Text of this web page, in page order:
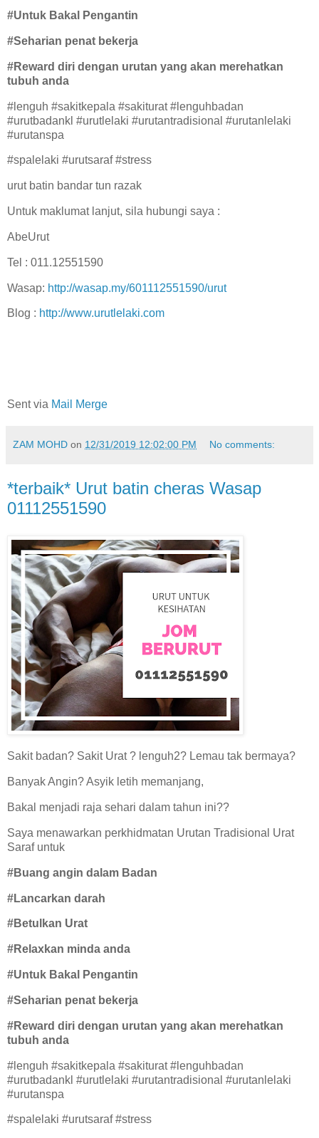
#Untuk Bakal Pengantin
#Seharian penat bekerja
#Reward diri dengan urutan yang akan merehatkan
tubuh anda
#lenguh #sakitkepala #sakiturat #lenguhbadan
#urutbadankl #urutlelaki #urutantradisional #urutanlelaki
#urutanspa
#spalelaki #urutsaraf #stress
urut batin bandar tun razak
Untuk maklumat lanjut, sila hubungi saya :
AbeUrut
Tel : 011.12551590
Wasap: http://wasap.my/601112551590/urut
Blog : http://www.urutlelaki.com
Sent via Mail Merge
ZAM MOHD on 12/31/2019 12:02:00 PM No comments:
*terbaik* Urut batin cheras Wasap
01112551590
Sakit badan? Sakit Urat ? lenguh2? Lemau tak bermaya?
Banyak Angin? Asyik letih memanjang,
Bakal menjadi raja sehari dalam tahun ini??
Saya menawarkan perkhidmatan Urutan Tradisional Urat
Saraf untuk
#Buang angin dalam Badan
#Lancarkan darah
#Betulkan Urat
#Relaxkan minda anda
#Untuk Bakal Pengantin
#Seharian penat bekerja
#Reward diri dengan urutan yang akan merehatkan
tubuh anda
#lenguh #sakitkepala #sakiturat #lenguhbadan
#urutbadankl #urutlelaki #urutantradisional #urutanlelaki
#urutanspa
#spalelaki #urutsaraf #stress